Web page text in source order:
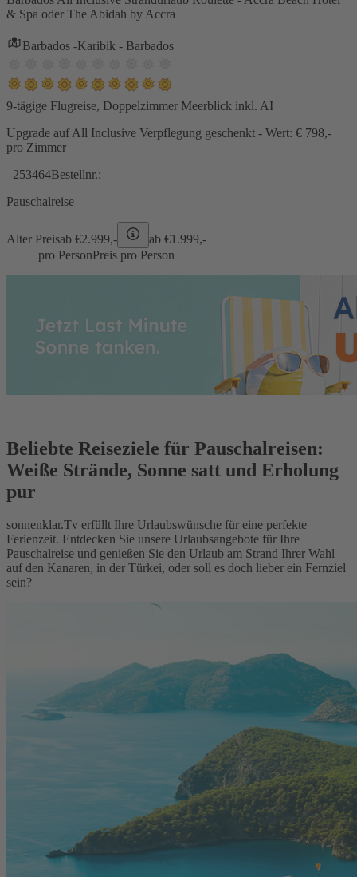
& Spa oder The Abidah by Accra
Barbados -Karibik - Barbados
9-tägige Flugreise, Doppelzimmer Meerblick inkl. AI
Upgrade auf All Inclusive Verpflegung geschenkt - Wert: € 798,-
pro Zimmer
253464Bestellnr.:
Pauschalreise
Alter Preisab €2.999,- ab €1.999,-
pro PersonPreis pro Person
Beliebte Reiseziele für Pauschalreisen:
Weiße Strände, Sonne satt und Erholung
pur
sonnenklar.Tv erfüllt Ihre Urlaubswünsche für eine perfekte
Ferienzeit. Entdecken Sie unsere Urlaubsangebote für Ihre
Pauschalreise und genießen Sie den Urlaub am Strand Ihrer Wahl
auf den Kanaren, in der Türkei, oder soll es doch lieber ein Fernziel
sein?